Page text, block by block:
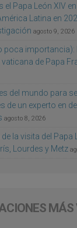
el Papa León XIV
Latina en
agosto 9, 2026
poca importancia):
vaticana de Papa
del mundo para
de un experto en
agosto 8, 2026
la visita del Papa
Lourdes y Metz